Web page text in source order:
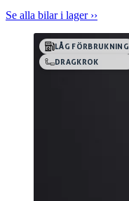
Se alla bilar i lager ››
LÅG FÖRBRUKNING
DRAGKROK